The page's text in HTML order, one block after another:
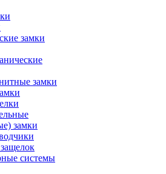
замки
замки
замки